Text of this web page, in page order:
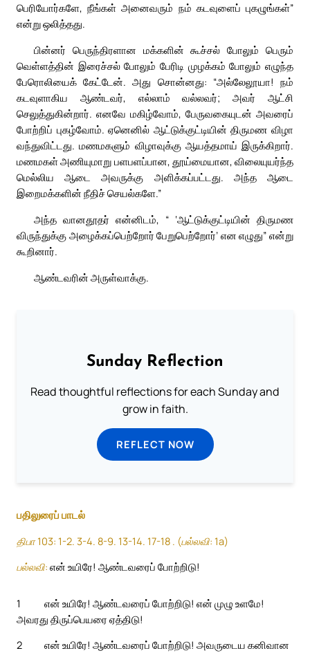
பெரியோர்களே, நீங்கள் அனைவரும் நம் கடவுளைப் புகழுங்கள்”
என்று ஒலித்தது.
பின்னர் பெருந்திரளான மக்களின் கூச்சல் போலும் பெரும்
வெள்ளத்தின் இரைச்சல் போலும் பேரிடி முழக்கம் போலும் எழுந்த
பேரொலியைக் கேட்டேன். அது சொன்னது: “அல்லேலூயா! நம்
கடவுளாகிய ஆண்டவர், எல்லாம் வல்லவர்; அவர் ஆட்சி
செலுத்துகின்றார். எனவே மகிழ்வோம், பேருவகையுடன் அவரைப்
போற்றிப் புகழ்வோம். ஏனெனில் ஆட்டுக்குட்டியின் திருமண விழா
வந்துவிட்டது. மணமகளும் விழாவுக்கு ஆயத்தமாய் இருக்கிறார்.
மணமகள் அணியுமாறு பளபளப்பான, தூய்மையான, விலையுயர்ந்த
மெல்லிய ஆடை அவருக்கு அளிக்கப்பட்டது. அந்த ஆடை
இறைமக்களின் நீதிச் செயல்களே.”
அந்த வானதூதர் என்னிடம், “ ‘ஆட்டுக்குட்டியின் திருமண
விருந்துக்கு அழைக்கப்பெற்றோர் பேறுபெற்றோர்’ என எழுது” என்று
கூறினார்.
ஆண்டவரின் அருள்வாக்கு.
Sunday Reflection
Read thoughtful reflections for each Sunday and
grow in faith.
REFLECT NOW
பதிலுரைப் பாடல்
திபா 103: 1-2. 3-4. 8-9. 13-14. 17-18 . (பல்லவி: 1a)
பல்லவி: என் உயிரே! ஆண்டவரைப் போற்றிடு!
1
என் உயிரே! ஆண்டவரைப் போற்றிடு! என் முழு உளமே!
அவரது திருப்பெயரை ஏத்திடு!
2
என் உயிரே! ஆண்டவரைப் போற்றிடு! அவருடைய கனிவான